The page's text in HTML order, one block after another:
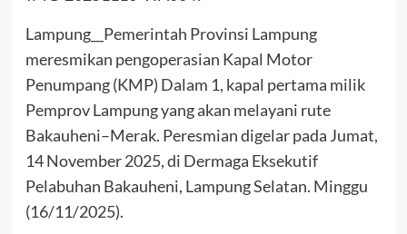
Lampung__Pemerintah Provinsi Lampung
meresmikan pengoperasian Kapal Motor
Penumpang (KMP) Dalam 1, kapal pertama milik
Pemprov Lampung yang akan melayani rute
Bakauheni–Merak. Peresmian digelar pada Jumat,
14 November 2025, di Dermaga Eksekutif
Pelabuhan Bakauheni, Lampung Selatan. Minggu
(16/11/2025).